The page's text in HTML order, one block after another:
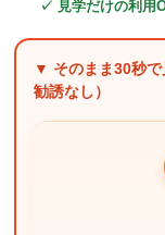
✓ 見学だけの利
▼ そのまま30秒で
勧誘なし）